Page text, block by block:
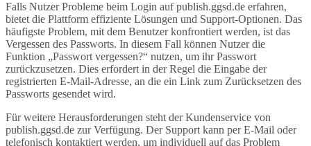
Falls Nutzer Probleme beim Login auf publish.ggsd.de erfahren,
bietet die Plattform effiziente Lösungen und Support-Optionen. Das
häufigste Problem, mit dem Benutzer konfrontiert werden, ist das
Vergessen des Passworts. In diesem Fall können Nutzer die
Funktion „Passwort vergessen?“ nutzen, um ihr Passwort
zurückzusetzen. Dies erfordert in der Regel die Eingabe der
registrierten E-Mail-Adresse, an die ein Link zum Zurücksetzen des
Passworts gesendet wird.
Für weitere Herausforderungen steht der Kundenservice von
publish.ggsd.de zur Verfügung. Der Support kann per E-Mail oder
telefonisch kontaktiert werden, um individuell auf das Problem